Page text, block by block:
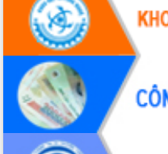
Tháo gỡ những vướng mắc, đẩy mạnh
công tác cải cách thủ tục hành chính
tại Trung tâm Phục vụ hành chính
công tỉnh
Đắk Lắk: Tôn vinh 46 giải pháp tại Hội
thi Sáng tạo Kỹ thuật 2024 - 2025
Đắk Lắk rà soát, điều chỉnh Đề án 190
về phát triển nuôi trồng thủy sản